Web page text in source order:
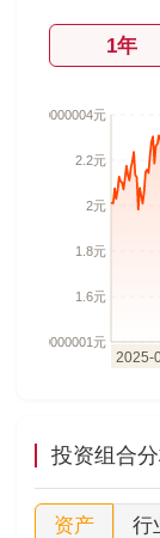
1年
投资组合
资产 行